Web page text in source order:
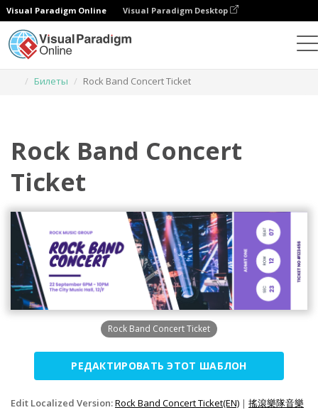
Visual Paradigm Online Visual Paradigm Desktop
Билеты
Rock Band Concert Ticket
Rock Band Concert
Ticket
Rock Band Concert Ticket
РЕДАКТИРОВАТЬ ЭТОТ ШАБЛОН
Edit Localized Version:Rock Band Concert Ticket(EN) | 搖滾樂隊音樂